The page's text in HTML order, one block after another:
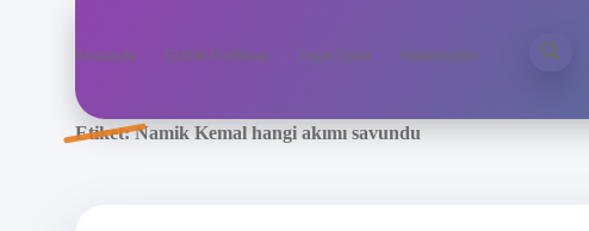
Anasayfa Gizlilik Politikası Yasal Uyarı Hakkımızda
Etiket:Namik Kemal hangi akımı savundu